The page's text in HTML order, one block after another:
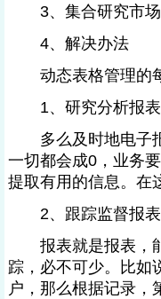
3、集合研究
4、解决办法
动态表格管理的
1、研究分析报
多么及时地电子报
一切都会成0，业务
提取有用的信息。
2、跟踪监督报
报表就是报表，能
踪，必不可少。比如
户，那么根据记录，